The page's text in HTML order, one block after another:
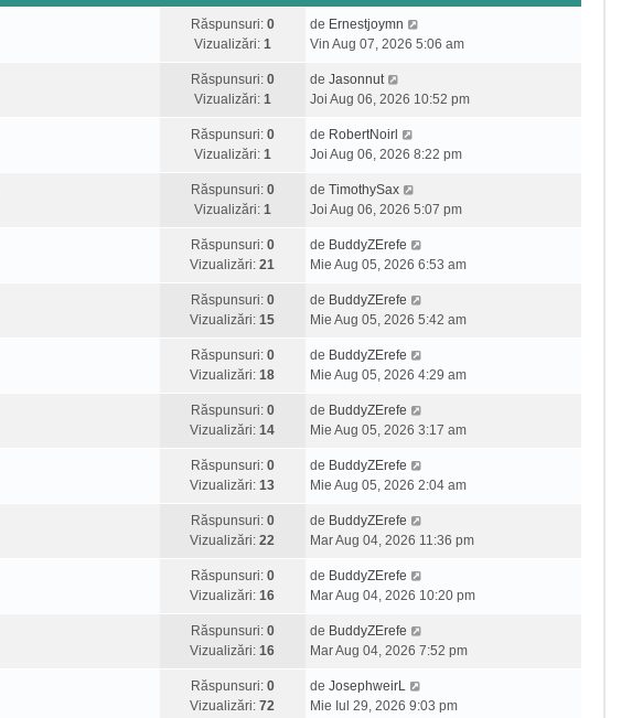
Răspunsuri: 0
Vizualizări: 1
de Ernestjoymn
Vin Aug 07, 2026 5:06 am
Răspunsuri: 0
Vizualizări: 1
de Jasonnut
Joi Aug 06, 2026 10:52 pm
Răspunsuri: 0
Vizualizări: 1
de RobertNoirl
Joi Aug 06, 2026 8:22 pm
Răspunsuri: 0
Vizualizări: 1
de TimothySax
Joi Aug 06, 2026 5:07 pm
Răspunsuri: 0
Vizualizări:21
de BuddyZErefe
Mie Aug 05, 2026 6:53 am
Răspunsuri: 0
Vizualizări:15
de BuddyZErefe
Mie Aug 05, 2026 5:42 am
Răspunsuri: 0
Vizualizări:18
de BuddyZErefe
Mie Aug 05, 2026 4:29 am
Răspunsuri: 0
Vizualizări:14
de BuddyZErefe
Mie Aug 05, 2026 3:17 am
Răspunsuri: 0
Vizualizări:13
de BuddyZErefe
Mie Aug 05, 2026 2:04 am
Răspunsuri: 0
Vizualizări:22
de BuddyZErefe
Mar Aug 04, 2026 11:36 pm
Răspunsuri: 0
Vizualizări:16
de BuddyZErefe
Mar Aug 04, 2026 10:20 pm
Răspunsuri: 0
Vizualizări:16
de BuddyZErefe
Mar Aug 04, 2026 7:52 pm
Răspunsuri: 0
Vizualizări:72
de JosephweirL
Mie Iul 29, 2026 9:03 pm